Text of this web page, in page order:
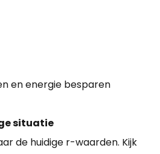
en energie besparen
situatie
de huidige r-waarden. Kijk